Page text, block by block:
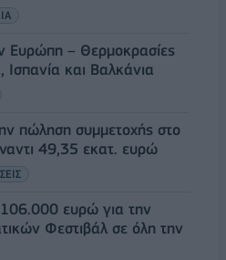
Ευρώπη – Θερμοκρασίες
και Βαλκάνια
πώληση συμμετοχής στο
49,35 εκατ. ευρώ
ευρώ για την
Φεστιβάλ σε όλη την